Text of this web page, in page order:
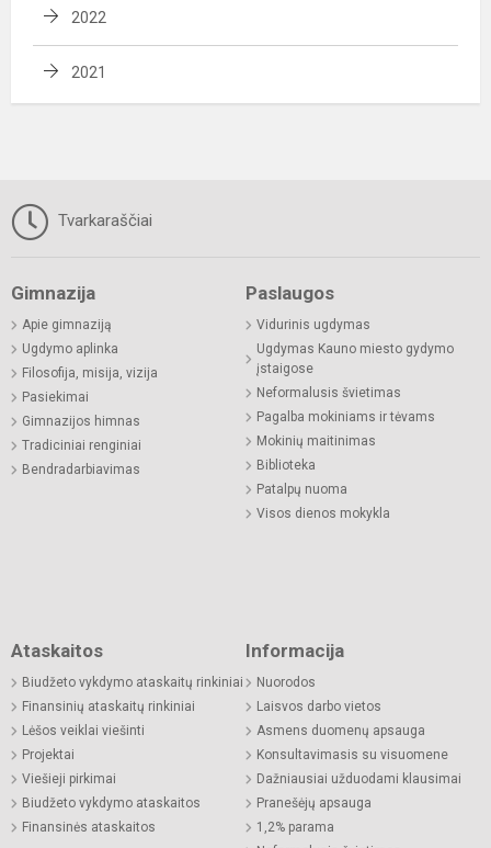
2022
2021
Tvarkaraščiai
Gimnazija
Apie gimnaziją
Ugdymo aplinka
Filosofija, misija, vizija
Pasiekimai
Gimnazijos himnas
Tradiciniai renginiai
Bendradarbiavimas
Paslaugos
Vidurinis ugdymas
Ugdymas Kauno miesto gydymo
įstaigose
Neformalusis švietimas
Pagalba mokiniams ir tėvams
Mokinių maitinimas
Biblioteka
Patalpų nuoma
Visos dienos mokykla
Ataskaitos
Biudžeto vykdymo ataskaitų rinkiniai
Finansinių ataskaitų rinkiniai
Lėšos veiklai viešinti
Projektai
Viešieji pirkimai
Biudžeto vykdymo ataskaitos
Finansinės ataskaitos
Informacija
Nuorodos
Laisvos darbo vietos
Asmens duomenų apsauga
Konsultavimasis su visuomene
Dažniausiai užduodami klausimai
Pranešėjų apsauga
1,2% parama